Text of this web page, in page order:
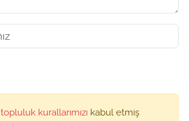
topluluk kurallarımızı kabul etmiş